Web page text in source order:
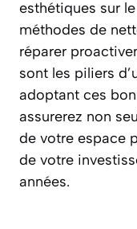
esthétiques sur
méthodes de
réparer
sont les piliers
adoptant ces
assurerez non
de votre espace
de votre
années.